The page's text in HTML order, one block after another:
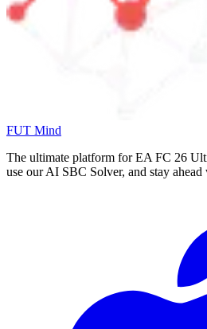
FUT Mind
The ultimate platform for EA FC 26
use our AI SBC Solver, and stay